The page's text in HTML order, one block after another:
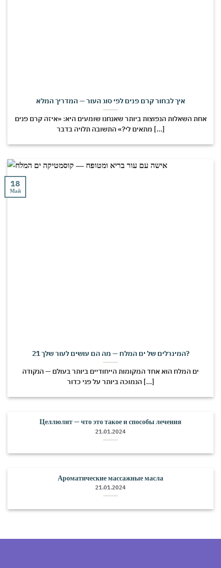
איך לבחור קרם פנים לפי סוג העור — המדריך המלא
אחת השאלות הנפוצות ביותר שאנחנו שומעים היא: «איזה קרם פנים
מתאים לי?» התשובה תלויה בדבר [...]
21 המינרלים של ים המלח — מה הם עושים לעור שלך?
ים המלח הוא אחד המקומות הייחודיים ביותר בעולם — הנקודה
הנמוכה ביותר על פני כדור [...]
18
Май
Целлюлит — что это такое и способы лечения
21.01.2024
Ароматические массажные масла
21.01.2024